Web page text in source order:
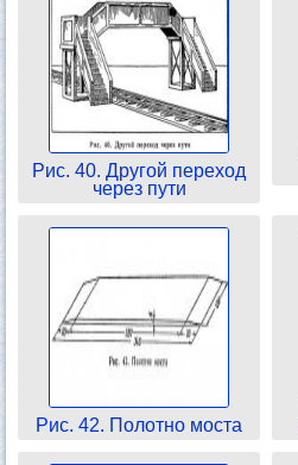
Рис. 40. Другой переход
через пути
Рис. 42. Полотно моста